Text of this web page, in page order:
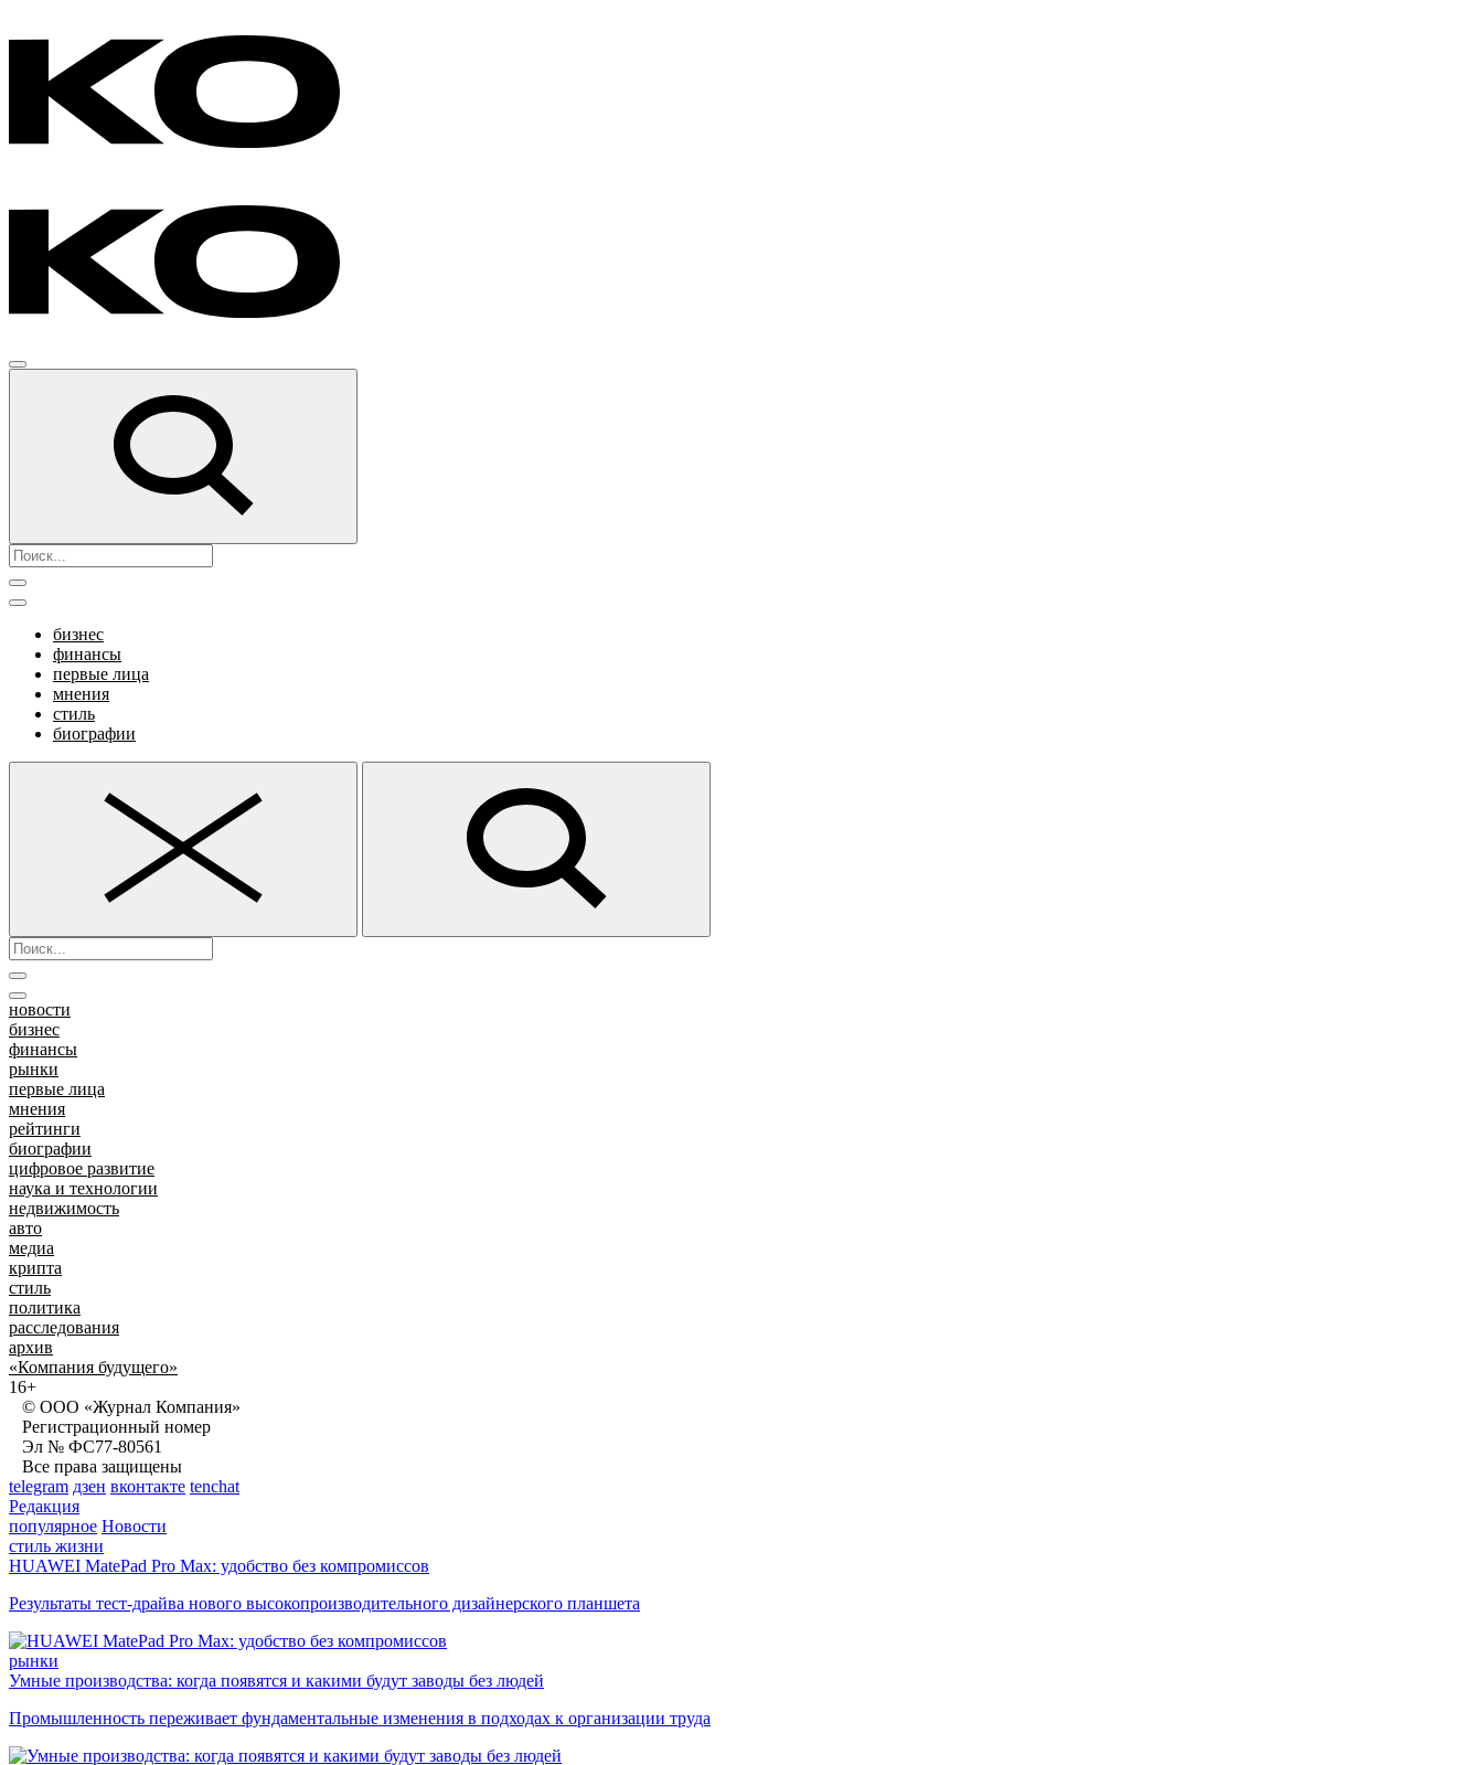
бизнес
финансы
первые лица
мнения
стиль
биографии
новости
бизнес
финансы
рынки
первые лица
мнения
рейтинги
биографии
цифровое развитие
наука и технологии
недвижимость
авто
медиа
крипта
стиль
политика
расследования
архив
«Компания будущего»
16+
© ООО «Журнал Компания»
Регистрационный номер
Эл № ФС77-80561
Все права защищены
telegram дзен вконтакте tenchat
Редакция
популярное Новости
стиль жизни
HUAWEI MatePad Pro Max: удобство без компромиссов
Результаты тест-драйва нового высокопроизводительного дизайнерского планшета
рынки
Умные производства: когда появятся и какими будут заводы без людей
Промышленность переживает фундаментальные изменения в подходах к организации труда